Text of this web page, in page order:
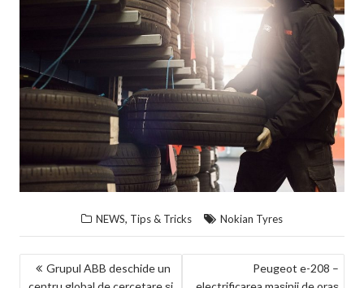
NEWS, Tips & Tricks Nokian Tyres
NAVIGARE
Grupul ABB deschide un
Peugeot e-208 –